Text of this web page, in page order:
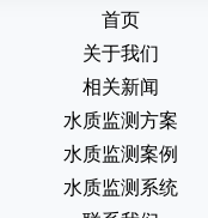
首页
关于我们
相关新闻
水质监测方案
水质监测案例
水质监测系统